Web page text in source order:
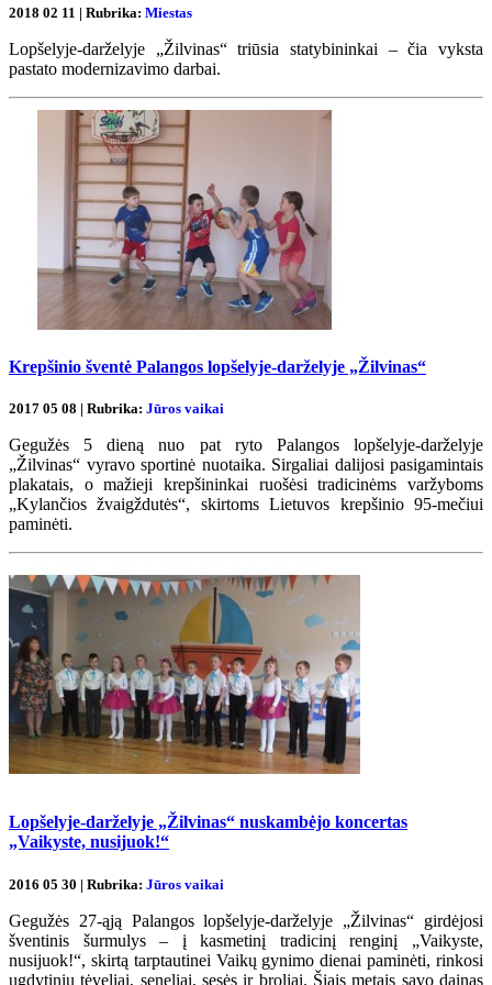
2018 02 11 | Rubrika: Miestas
Lopšelyje-darželyje „Žilvinas“ triūsia statybininkai – čia vyksta
pastato modernizavimo darbai.
Krepšinio šventė Palangos lopšelyje-darželyje „Žilvinas“
2017 05 08 | Rubrika: Jūros vaikai
Gegužės 5 dieną nuo pat ryto Palangos lopšelyje-darželyje
„Žilvinas“ vyravo sportinė nuotaika. Sirgaliai dalijosi pasigamintais
plakatais, o mažieji krepšininkai ruošėsi tradicinėms varžyboms
„Kylančios žvaigždutės“, skirtoms Lietuvos krepšinio 95-mečiui
paminėti.
Lopšelyje-darželyje „Žilvinas“ nuskambėjo koncertas
„Vaikyste, nusijuok!“
2016 05 30 | Rubrika: Jūros vaikai
Gegužės 27-ąją Palangos lopšelyje-darželyje „Žilvinas“ girdėjosi
šventinis šurmulys – į kasmetinį tradicinį renginį „Vaikyste,
nusijuok!“, skirtą tarptautinei Vaikų gynimo dienai paminėti, rinkosi
ugdytinių tėveliai, seneliai, sesės ir broliai. Šiais metais savo dainas